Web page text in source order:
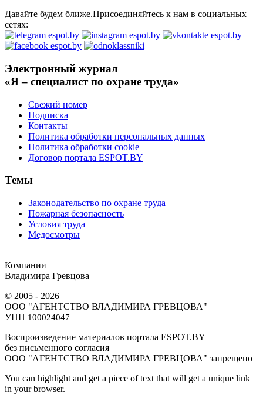
Давайте будем ближе.Присоединяйтесь к нам в социальных
сетях:
Электронный журнал
«Я – специалист по охране труда»
Свежий номер
Подписка
Контакты
Политика обработки персональных данных
Политика обработки cookie
Договор портала ESPOT.BY
Темы
Законодательство по охране труда
Пожарная безопасность
Условия труда
Медосмотры
Компании
Владимира Гревцова
© 2005 - 2026
ООО "АГЕНТСТВО ВЛАДИМИРА ГРЕВЦОВА"
УНП 100024047
Воспроизведение материалов портала ESPOT.BY
без письменного согласия
OOO "АГЕНТСТВО ВЛАДИМИРА ГРЕВЦОВА" запрещено
You can highlight and get a piece of text that will get a unique link
in your browser.